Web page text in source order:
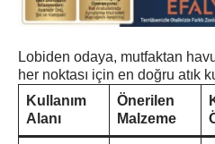
Lobiden odaya, mutfaktan
her noktası için en doğru atık
Kullanım
Alanı
Önerilen
Malzeme